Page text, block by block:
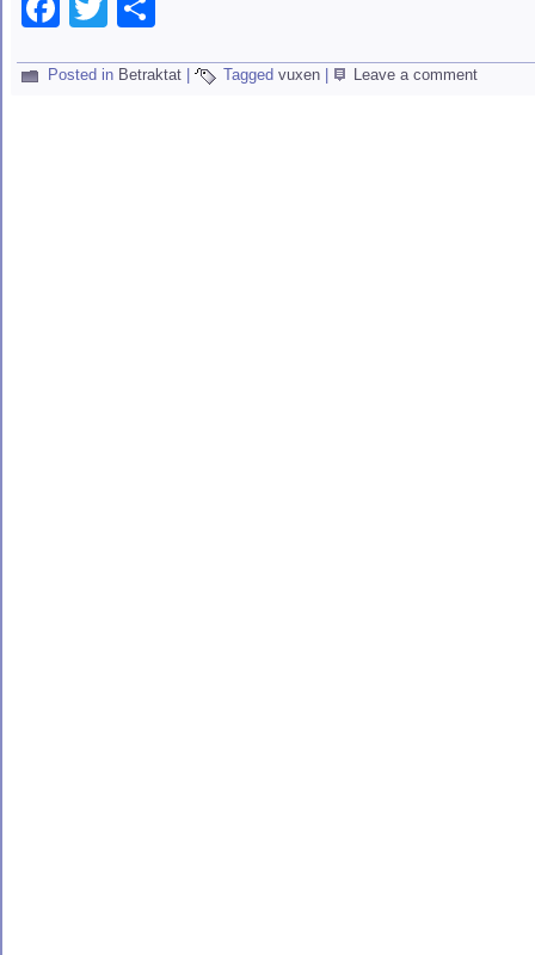
Posted in Betraktat Tagged vuxen Leave a comment